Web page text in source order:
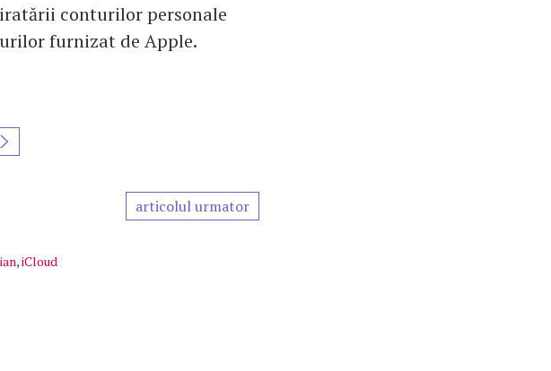
conturilor personale
furnizat de Apple.
articolul urmator
,iCloud